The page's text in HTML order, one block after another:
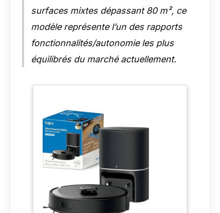
surfaces mixtes dépassant 80 m², ce
modèle représente l’un des rapports
fonctionnalités/autonomie les plus
équilibrés du marché actuellement.